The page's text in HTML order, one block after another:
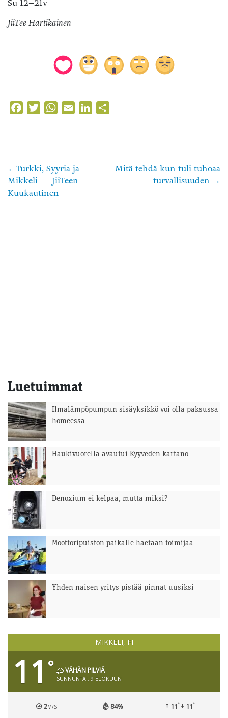
Su 12–21v
JiiTee Hartikainen
FacebookTwitterWhatsApp
Email LinkedIn
Artikkelien
selaus
Turkki, Syyria ja –
Mikkeli — JiiTeen
Kuukautinen
Mitä tehdä kun tuli tuhoaa
turvallisuuden
Luetuimmat
Ilmalämpöpumpun sisäyksikkö voi olla paksussa
homeessa
Haukivuorella avautui Kyyveden kartano
Denoxium ei kelpaa, mutta miksi?
Moottoripuiston paikalle haetaan toimijaa
Yhden naisen yritys pistää pinnat uusiksi
MIKKELI, FI
11 ° VÄHÄN PILVIÄ
SUNNUNTAI, 9 ELOKUUN
2M/S 84% 11° 11°